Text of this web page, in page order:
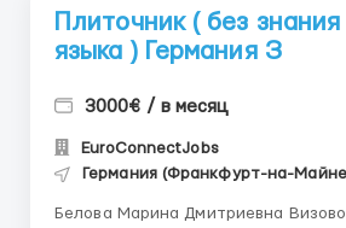
Плиточник ( без знания
языка ) Германия З
3000€ / в месяц
EuroConnectJobs
Германия (Франкфурт-на-
Белова Марина Дмитриевна